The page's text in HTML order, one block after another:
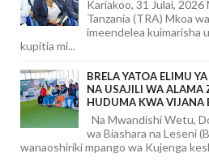
Kariakoo, 31 Julai, 2026
Tanzania (TRA) Mkoa
imeendelea kuimarisha
kupitia mi...
BRELA YATOA ELIMU
NA USAJILI WA ALAMA
HUDUMA KWA VIJANA
Na Mwandishi Wetu,
wa Biashara na Leseni
wanaoshiriki mpango wa Kujenga